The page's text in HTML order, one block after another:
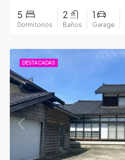
5
Dormitorios
2
Baños
1
Garage
DESTACADAS